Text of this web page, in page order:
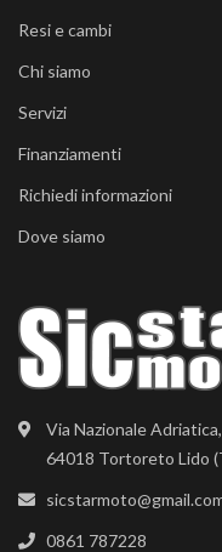
Via Nazionale
64018 Tortoreto Lido
0861 787228
Resi e cambi
Chi siamo
Servizi
Finanziamenti
Richiedi informazioni
Dove siamo